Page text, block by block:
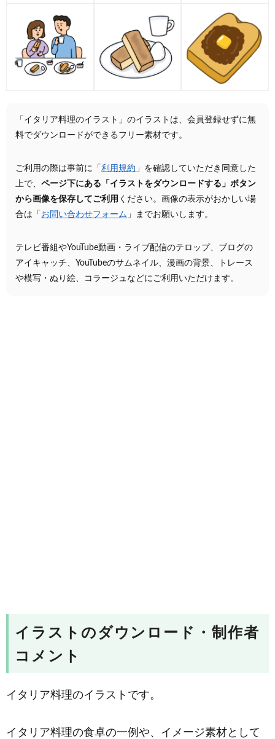
「イタリア料理のイラスト」のイラストは、会員登録せずに無
料でダウンロードができるフリー素材です。
ご利用の際は事前に「 利用規約 」を確認していただき同意した
上で、 ページ下にある「イラストをダウンロードする」ボタン
から画像を保存してご利用 ください。画像の表示がおかしい場
合は「 お問い合わせフォーム 」までお願いします。
テレビ番組やYouTube動画・ライブ配信のテロップ、ブログの
アイキャッチ、YouTubeのサムネイル、漫画の背景、トレース
や模写・ぬり絵、コラージュなどにご利用いただけます。
イラストのダウンロード・制作者
コメント
イタリア料理のイラストです。
イタリア料理の食卓の一例や、イメージ素材として